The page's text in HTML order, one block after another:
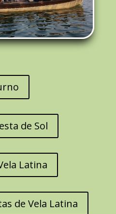
de Sol
Latina
de Vela Latina